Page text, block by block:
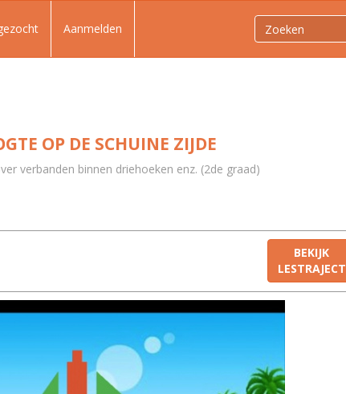
Aanmelden
OP DE SCHUINE ZIJDE
verbanden binnen driehoeken enz. (2de graad)
BEKIJK
LESTRAJECT